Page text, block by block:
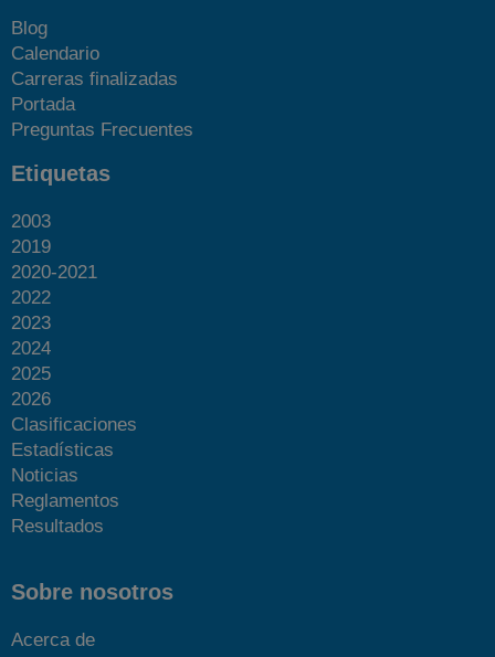
Blog
Calendario
Carreras finalizadas
Portada
Preguntas Frecuentes
Etiquetas
2003
2019
2020-2021
2022
2023
2024
2025
2026
Clasificaciones
Estadísticas
Noticias
Reglamentos
Resultados
Sobre nosotros
Acerca de